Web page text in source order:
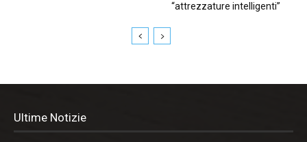
“attrezzature intelligenti”
Ultime Notizie